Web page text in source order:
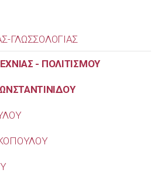
ΓΛΩΣΣΟΛΟΓΙΑΣ
- ΠΟΛΙΤΙΣΜΟΥ